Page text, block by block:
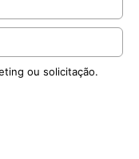
ou solicitação.